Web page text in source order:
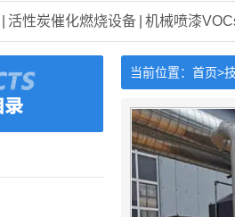
活性炭催化燃烧设备 机械喷漆
当前位置： 首页>